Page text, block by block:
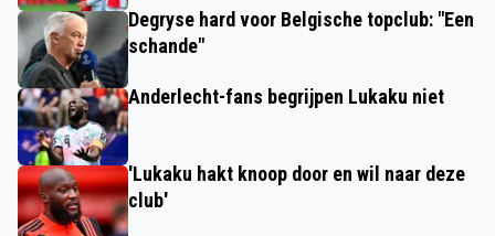
Degryse hard voor Belgische topclub: "Een
schande"
Anderlecht-fans begrijpen Lukaku niet
'Lukaku hakt knoop door en wil naar deze
club'